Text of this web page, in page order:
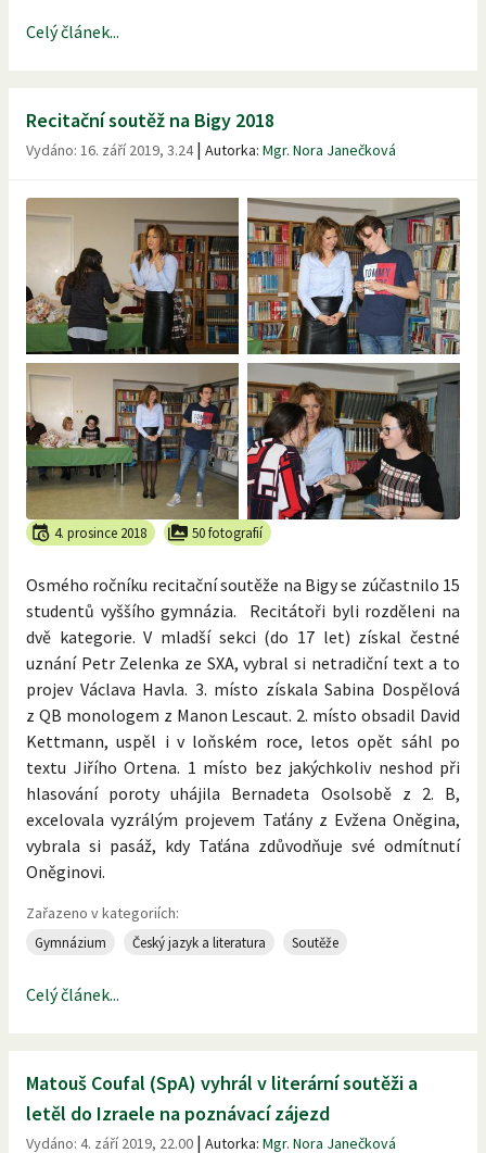
Celý článek...
Recitační soutěž na Bigy 2018
Vydáno: 16. září 2019, 3.24| Autorka: Mgr. Nora Janečková
4. prosince 2018 50 fotografií
Osmého ročníku recitační soutěže na Bigy se zúčastnilo 15
studentů vyššího gymnázia. Recitátoři byli rozděleni na
dvě kategorie. V mladší sekci (do 17 let) získal čestné
uznání Petr Zelenka ze SXA, vybral si netradiční text a to
projev Václava Havla. 3. místo získala Sabina Dospělová
z QB monologem z Manon Lescaut. 2. místo obsadil David
Kettmann, uspěl i v loňském roce, letos opět sáhl po
textu Jiřího Ortena. 1 místo bez jakýchkoliv neshod při
hlasování poroty uhájila Bernadeta Osolsobě z 2. B,
excelovala vyzrálým projevem Taťány z Evžena Oněgina,
vybrala si pasáž, kdy Taťána zdůvodňuje své odmítnutí
Oněginovi.
Zařazeno v kategoriích:
Gymnázium Český jazyk a literatura Soutěže
Celý článek...
Matouš Coufal (SpA) vyhrál v literární soutěži a
letěl do Izraele na poznávací zájezd
Vydáno: 4. září 2019, 22.00 | Autorka: Mgr. Nora Janečková